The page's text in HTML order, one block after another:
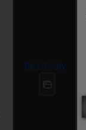
Rozdziały